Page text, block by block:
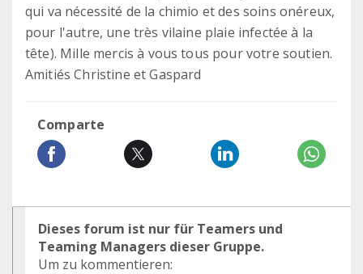
qui va nécessité de la chimio et des soins onéreux,
pour l'autre, une très vilaine plaie infectée à la
tête). Mille mercis à vous tous pour votre soutien.
Amitiés Christine et Gaspard
Comparte
Dieses forum ist nur für Teamers und
Teaming Managers dieser Gruppe.
Um zu kommentieren: